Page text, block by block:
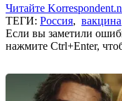
Читайте
ТЕГИ: Россия, вакцина
Если вы заметили
нажмите Ctrl+Enter,